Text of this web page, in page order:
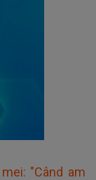
"Când am